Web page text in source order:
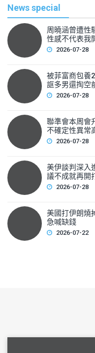
o
k
News special
周曉涵曾遭
性感不代表我
2026-07-28
被菲富商包
誆多男還掏空
2026-07-28
聯準會本周會
不確定性異常
2026-07-28
美伊談判深入
議不成就再開
2026-07-28
美國打伊朗燒
急喊缺錢
2026-07-22